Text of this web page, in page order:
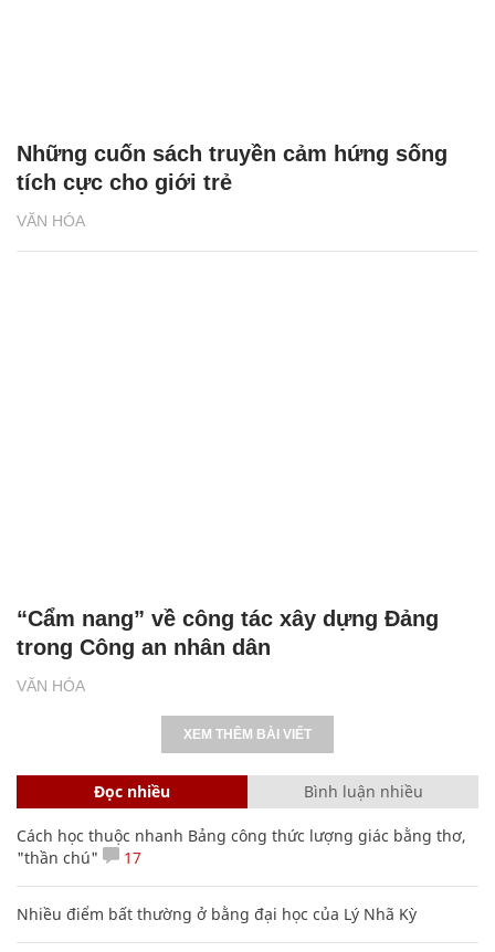
VĂN HÓA
Những cuốn sách truyền cảm hứng sống
tích cực cho giới trẻ
VĂN HÓA
“Cẩm nang” về công tác xây dựng Đảng
trong Công an nhân dân
XEM THÊM BÀI VIẾT
Đọc nhiều Bình luận nhiều
Cách học thuộc nhanh Bảng công thức lượng giác bằng thơ,
"thần chú"
17
Nhiều điểm bất thường ở bằng đại học của Lý Nhã Kỳ